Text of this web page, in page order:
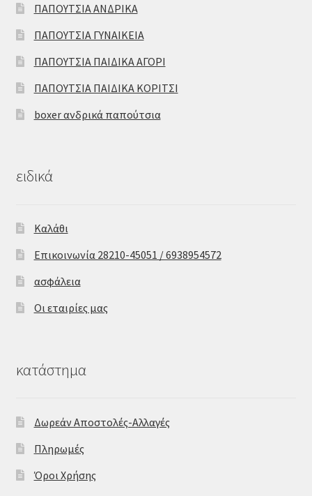
ΠΑΠΟΥΤΣΙΑ ΑΝΔΡΙΚΑ
ΠΑΠΟΥΤΣΙΑ ΓΥΝΑΙΚΕΙΑ
ΠΑΠΟΥΤΣΙΑ ΠΑΙΔΙΚΑ ΑΓΟΡΙ
ΠΑΠΟΥΤΣΙΑ ΠΑΙΔΙΚΑ ΚΟΡΙΤΣΙ
boxer ανδρικά παπούτσια
ειδικά
Καλάθι
Επικοινωνία 28210-45051 / 6938954572
ασφάλεια
Οι εταιρίες μας
κατάστημα
Δωρεάν Αποστολές-Αλλαγές
Πληρωμές
Όροι Χρήσης